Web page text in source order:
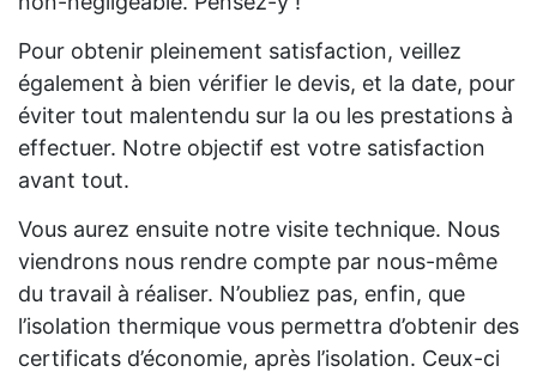
Pour obtenir pleinement satisfaction, veillez
également à bien vérifier le devis, et la date, pour
éviter tout malentendu sur la ou les prestations à
effectuer. Notre objectif est votre satisfaction
avant tout.
Vous aurez ensuite notre visite technique. Nous
viendrons nous rendre compte par nous-même
du travail à réaliser. N’oubliez pas, enfin, que
l’isolation thermique vous permettra d’obtenir des
certificats d’économie, après l’isolation. Ceux-ci